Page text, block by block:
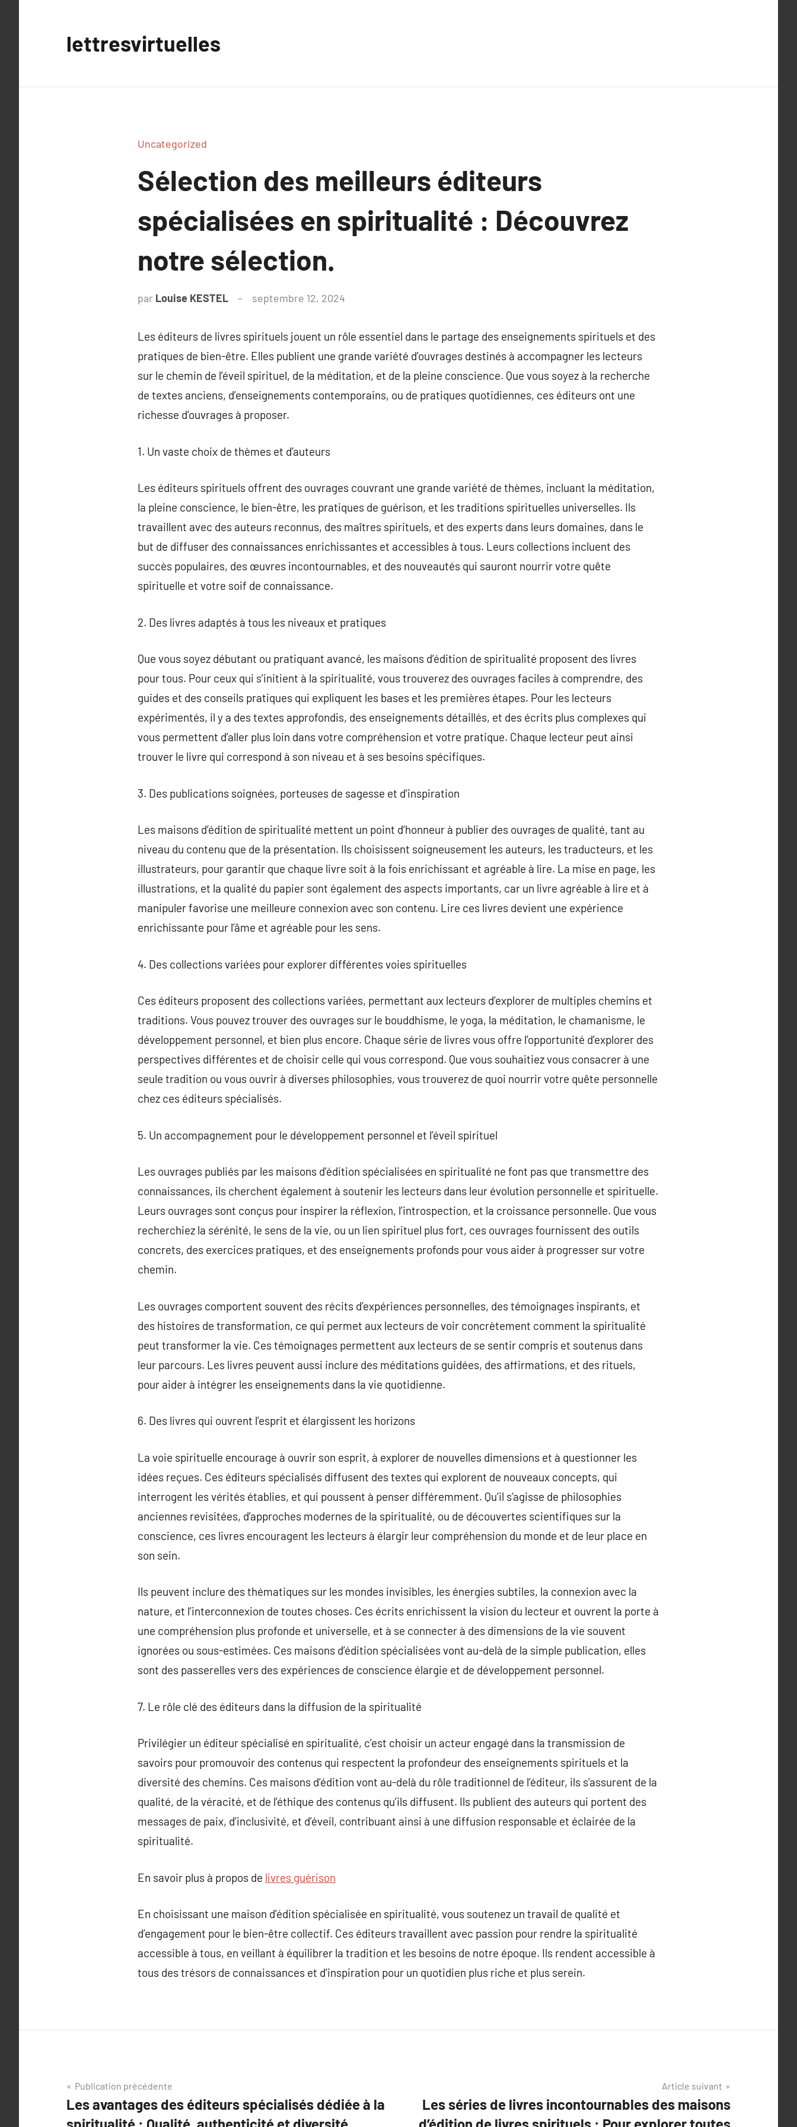
lettresvirtuelles
Uncategorized
Sélection des meilleurs éditeurs
spécialisées en spiritualité : Découvrez
notre sélection.
par Louise KESTEL septembre 12, 2024
Les éditeurs de livres spirituels jouent un rôle essentiel dans le partage des enseignements spirituels et des
pratiques de bien-être. Elles publient une grande variété d’ouvrages destinés à accompagner les lecteurs
sur le chemin de l’éveil spirituel, de la méditation, et de la pleine conscience. Que vous soyez à la recherche
de textes anciens, d’enseignements contemporains, ou de pratiques quotidiennes, ces éditeurs ont une
richesse d’ouvrages à proposer.
1. Un vaste choix de thèmes et d’auteurs
Les éditeurs spirituels offrent des ouvrages couvrant une grande variété de thèmes, incluant la méditation,
la pleine conscience, le bien-être, les pratiques de guérison, et les traditions spirituelles universelles. Ils
travaillent avec des auteurs reconnus, des maîtres spirituels, et des experts dans leurs domaines, dans le
but de diffuser des connaissances enrichissantes et accessibles à tous. Leurs collections incluent des
succès populaires, des œuvres incontournables, et des nouveautés qui sauront nourrir votre quête
spirituelle et votre soif de connaissance.
2. Des livres adaptés à tous les niveaux et pratiques
Que vous soyez débutant ou pratiquant avancé, les maisons d’édition de spiritualité proposent des livres
pour tous. Pour ceux qui s’initient à la spiritualité, vous trouverez des ouvrages faciles à comprendre, des
guides et des conseils pratiques qui expliquent les bases et les premières étapes. Pour les lecteurs
expérimentés, il y a des textes approfondis, des enseignements détaillés, et des écrits plus complexes qui
vous permettent d’aller plus loin dans votre compréhension et votre pratique. Chaque lecteur peut ainsi
trouver le livre qui correspond à son niveau et à ses besoins spécifiques.
3. Des publications soignées, porteuses de sagesse et d’inspiration
Les maisons d’édition de spiritualité mettent un point d’honneur à publier des ouvrages de qualité, tant au
niveau du contenu que de la présentation. Ils choisissent soigneusement les auteurs, les traducteurs, et les
illustrateurs, pour garantir que chaque livre soit à la fois enrichissant et agréable à lire. La mise en page, les
illustrations, et la qualité du papier sont également des aspects importants, car un livre agréable à lire et à
manipuler favorise une meilleure connexion avec son contenu. Lire ces livres devient une expérience
enrichissante pour l’âme et agréable pour les sens.
4. Des collections variées pour explorer différentes voies spirituelles
Ces éditeurs proposent des collections variées, permettant aux lecteurs d’explorer de multiples chemins et
traditions. Vous pouvez trouver des ouvrages sur le bouddhisme, le yoga, la méditation, le chamanisme, le
développement personnel, et bien plus encore. Chaque série de livres vous offre l’opportunité d’explorer des
perspectives différentes et de choisir celle qui vous correspond. Que vous souhaitiez vous consacrer à une
seule tradition ou vous ouvrir à diverses philosophies, vous trouverez de quoi nourrir votre quête personnelle
chez ces éditeurs spécialisés.
5. Un accompagnement pour le développement personnel et l’éveil spirituel
Les ouvrages publiés par les maisons d’édition spécialisées en spiritualité ne font pas que transmettre des
connaissances, ils cherchent également à soutenir les lecteurs dans leur évolution personnelle et spirituelle.
Leurs ouvrages sont conçus pour inspirer la réflexion, l’introspection, et la croissance personnelle. Que vous
recherchiez la sérénité, le sens de la vie, ou un lien spirituel plus fort, ces ouvrages fournissent des outils
concrets, des exercices pratiques, et des enseignements profonds pour vous aider à progresser sur votre
chemin.
Les ouvrages comportent souvent des récits d’expériences personnelles, des témoignages inspirants, et
des histoires de transformation, ce qui permet aux lecteurs de voir concrètement comment la spiritualité
peut transformer la vie. Ces témoignages permettent aux lecteurs de se sentir compris et soutenus dans
leur parcours. Les livres peuvent aussi inclure des méditations guidées, des affirmations, et des rituels,
pour aider à intégrer les enseignements dans la vie quotidienne.
6. Des livres qui ouvrent l’esprit et élargissent les horizons
La voie spirituelle encourage à ouvrir son esprit, à explorer de nouvelles dimensions et à questionner les
idées reçues. Ces éditeurs spécialisés diffusent des textes qui explorent de nouveaux concepts, qui
interrogent les vérités établies, et qui poussent à penser différemment. Qu’il s’agisse de philosophies
anciennes revisitées, d’approches modernes de la spiritualité, ou de découvertes scientifiques sur la
conscience, ces livres encouragent les lecteurs à élargir leur compréhension du monde et de leur place en
son sein.
Ils peuvent inclure des thématiques sur les mondes invisibles, les énergies subtiles, la connexion avec la
nature, et l’interconnexion de toutes choses. Ces écrits enrichissent la vision du lecteur et ouvrent la porte à
une compréhension plus profonde et universelle, et à se connecter à des dimensions de la vie souvent
ignorées ou sous-estimées. Ces maisons d’édition spécialisées vont au-delà de la simple publication, elles
sont des passerelles vers des expériences de conscience élargie et de développement personnel.
7. Le rôle clé des éditeurs dans la diffusion de la spiritualité
Privilégier un éditeur spécialisé en spiritualité, c’est choisir un acteur engagé dans la transmission de
savoirs pour promouvoir des contenus qui respectent la profondeur des enseignements spirituels et la
diversité des chemins. Ces maisons d’édition vont au-delà du rôle traditionnel de l’éditeur, ils s’assurent de la
qualité, de la véracité, et de l’éthique des contenus qu’ils diffusent. Ils publient des auteurs qui portent des
messages de paix, d’inclusivité, et d’éveil, contribuant ainsi à une diffusion responsable et éclairée de la
spiritualité.
En savoir plus à propos de livres guérison
En choisissant une maison d’édition spécialisée en spiritualité, vous soutenez un travail de qualité et
d’engagement pour le bien-être collectif. Ces éditeurs travaillent avec passion pour rendre la spiritualité
accessible à tous, en veillant à équilibrer la tradition et les besoins de notre époque. Ils rendent accessible à
tous des trésors de connaissances et d’inspiration pour un quotidien plus riche et plus serein.
Navigation
de
Publication précédente
Les avantages des éditeurs spécialisés dédiée à la
Article suivant
Les séries de livres incontournables des maisons